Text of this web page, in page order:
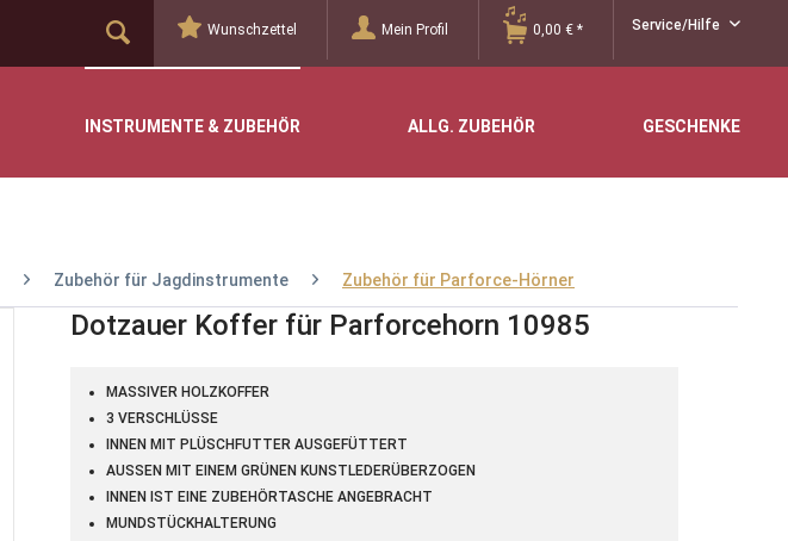
Service/Hilfe
Wunschzettel Mein Profil 0,00 € *
INSTRUMENTE & ZUBEHÖR ALLG. ZUBEHÖR GESCHENKE
Zubehör für Jagdinstrumente Zubehör für Parforce-Hörner
Dotzauer Koffer für Parforcehorn 10985
MASSIVER HOLZKOFFER
3 VERSCHLÜSSE
INNEN MIT PLÜSCHFUTTER AUSGEFÜTTERT
AUSSEN MIT EINEM GRÜNEN KUNSTLEDERÜBERZOGEN
INNEN IST EINE ZUBEHÖRTASCHE ANGEBRACHT
MUNDSTÜCKHALTERUNG